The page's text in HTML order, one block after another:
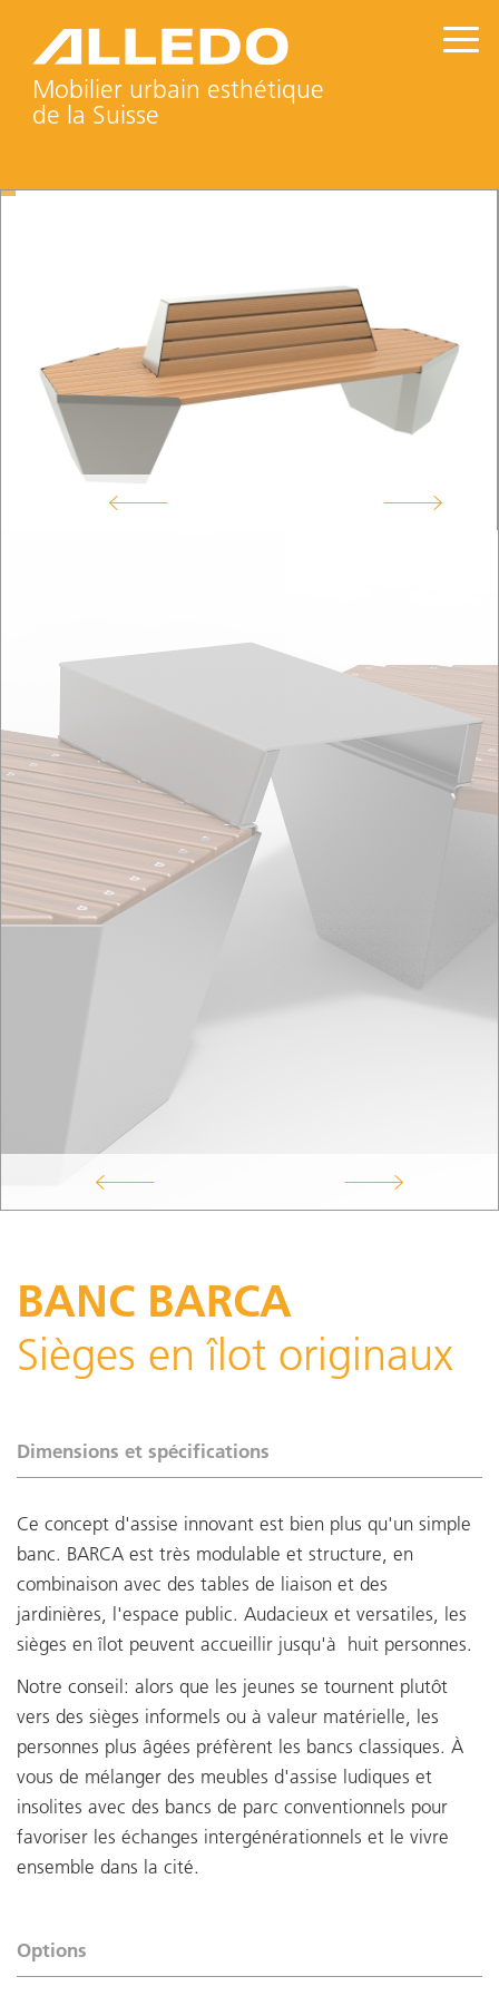
Mobilier urbain esthétique
de la Suisse
BANC BARCA
Sièges en îlot originaux
Dimensions et spécifications
Ce concept d'assise innovant est bien plus qu'un simple
banc. BARCA est très modulable et structure, en
combinaison avec des tables de liaison et des
jardinières, l'espace public. Audacieux et versatiles, les
sièges en îlot peuvent accueillir jusqu'à huit personnes.
Notre conseil: alors que les jeunes se tournent plutôt
vers des sièges informels ou à valeur matérielle, les
personnes plus âgées préfèrent les bancs classiques. À
vous de mélanger des meubles d'assise ludiques et
insolites avec des bancs de parc conventionnels pour
favoriser les échanges intergénérationnels et le vivre
ensemble dans la cité.
Options